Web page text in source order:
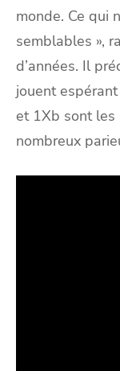
monde. Ce qui
semblables »,
d’années. Il
jouent
et 1Xb sont les
nombreux